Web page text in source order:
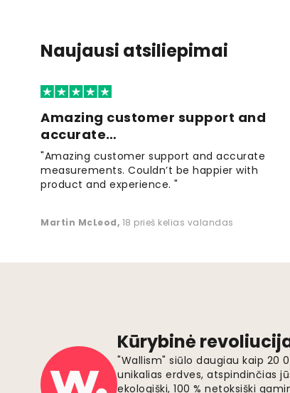
Naujausi atsiliepimai
Amazing customer support and
accurate…
"Amazing customer support and accurate
measurements. Couldn’t be happier with
product and experience. "
Martin McLeod, 18 prieš kelias valandas
Kūrybinė
"Wallism" siūlo daugiau kaip
unikalias erdves, atspindinčias
ekologiški, 100 % netoksiški